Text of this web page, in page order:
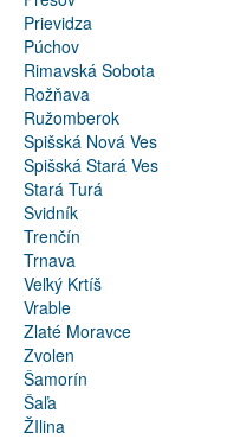
Prievidza
Púchov
Rimavská Sobota
Rožňava
Ružomberok
Spišská Nová Ves
Spišská Stará Ves
Stará Turá
Svidník
Trenčín
Trnava
Veľký Krtíš
Vrable
Zlaté Moravce
Zvolen
Šamorín
Šaľa
ŽIlina